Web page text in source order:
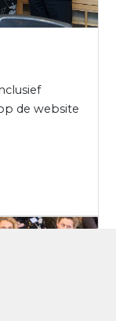
de website